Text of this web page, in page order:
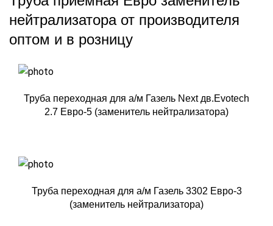
нейтрализатора от производителя
оптом и в розницу
Труба переходная для а/м Газель Next дв.Evotech
2.7 Евро-5 (заменитель нейтрализатора)
Труба переходная для а/м Газель 3302 Евро-3
(заменитель нейтрализатора)